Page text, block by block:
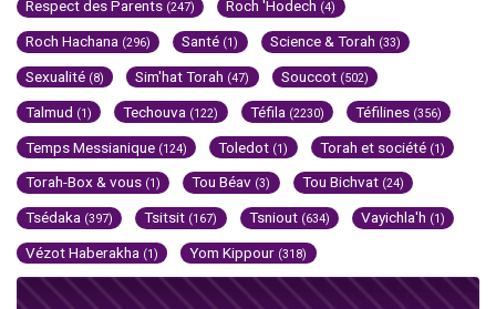
Respect des Parents (247) Roch 'Hodech (4)
Roch Hachana (296) Santé (1) Science & Torah (33)
Sexualité (8) Sim'hat Torah (47) Souccot (502)
Talmud (1) Techouva (122) Téfila (2230) Téfilines (356)
Temps Messianique (124) Toledot (1) Torah et société (1)
Torah-Box & vous (1) Tou Béav (3) Tou Bichvat (24)
Tsédaka (397) Tsitsit (167) Tsniout (634) Vayichla'h (1)
Vézot Haberakha (1) Yom Kippour (318)